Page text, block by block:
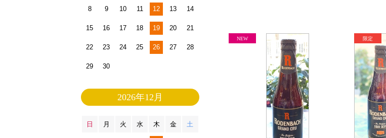
8 9 10 11 12 13 14
15 16 17 18 19 20 21
22 23 24 25 26 27 28
29 30
2026年12月
日 月 火 水 木 金 土